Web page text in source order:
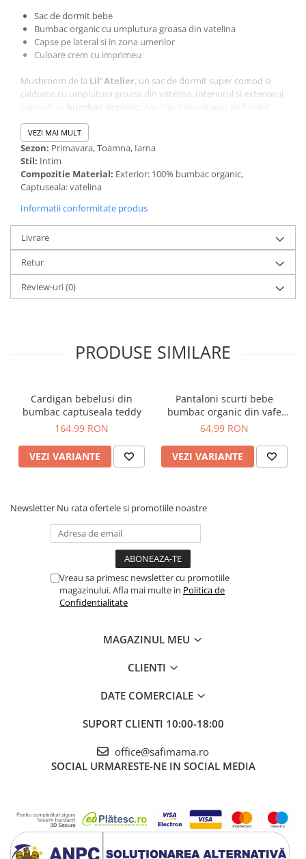
Sac de dormit bebe
Bumbac organic cu umplutura groasa din vatelina
Capse pe lateral si in zona umerilor
Culoare crem cu imprimeu
Mushroom de la Lil' Atelier, un sac de dormit super comod si
calduros cu umplutura groasa din vatelina. Interiorul si exteriorul
usor.
VEZI MAI MULT
Sezon: Primavara, Toamna, Iarna
Stil: Intim
Compozitie Material: Exterior: 100% bumbac organic,
Captuseala: vatelina
Informatii conformitate produs
Livrare
Retur
Review-uri(0)
PRODUSE SIMILARE
Cardigan bebelusi din
bumbac captuseala teddy
164,99 RON
VEZI VARIANTE
Pantaloni scurti bebe
bumbac organic din vafe
baieti - Name It Hardy Sage
64,99 RON
VEZI VARIANTE
Newsletter Nu rata ofertele si promotiile noastre
Vreau sa primesc newsletter cu promotiile
magazinului. Afla mai multe in Politica de
Confidentialitate
MAGAZINUL MEU
CLIENTI
DATE COMERCIALE
SUPORT CLIENTI 10:00-18:00
office@safimama.ro
SOCIAL URMARESTE-NE IN SOCIAL MEDIA